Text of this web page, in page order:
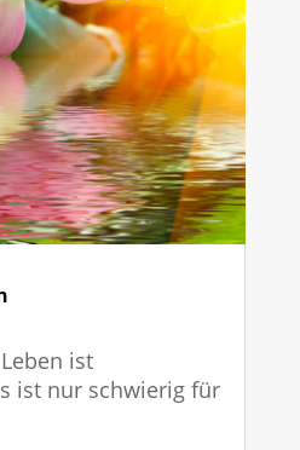
ist
ist nur schwierig für